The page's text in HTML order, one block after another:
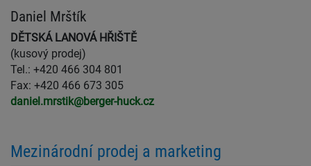
Daniel Mrštík
DĚTSKÁ LANOVÁ HŘIŠTĚ
(kusový prodej)
Tel.: +420 466 304 801
Fax: +420 466 673 305
daniel.mrstik@berger-huck.cz
Mezinárodní prodej a marketing